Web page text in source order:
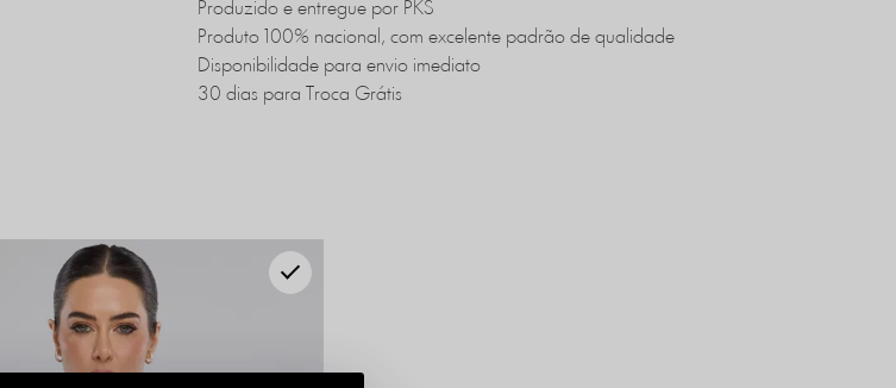
Produzido e entregue por PKS
Produto 100% nacional, com excelente padrão de qualidade
Disponibilidade para envio imediato
30 dias para Troca Grátis